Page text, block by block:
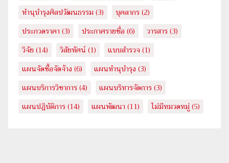
ทำนุบำรุงศิลปวัฒนธรรม (3) บุคลากร(2)
ประกวดราคา (3) ประกาศรายชื่อ (6) วารสาร(3)
วิจัย (14) วิสัยทัศน์(1) แบบสำรวจ (1)
แผนจัดซื้อจัดจ้าง (6) แผนทำนุบำรุง (3)
แผนบริการวิชาการ(4) แผนบริหารจัดการ(3)
แผนปฎิบัติการ(14) แผนพัฒนา (11) ไม่มีหมวดหมู่(5)